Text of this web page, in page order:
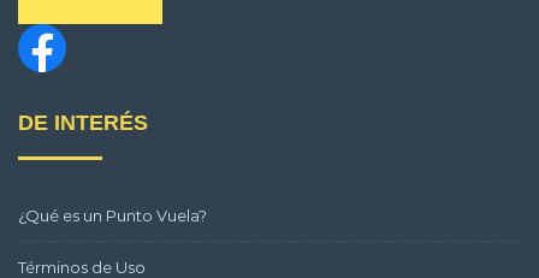
DE INTERÉS
¿Qué es un Punto Vuela?
Términos de Uso